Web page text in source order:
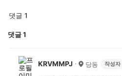
댓글 1
댓글1
KRVMMPJ 당동 작성자